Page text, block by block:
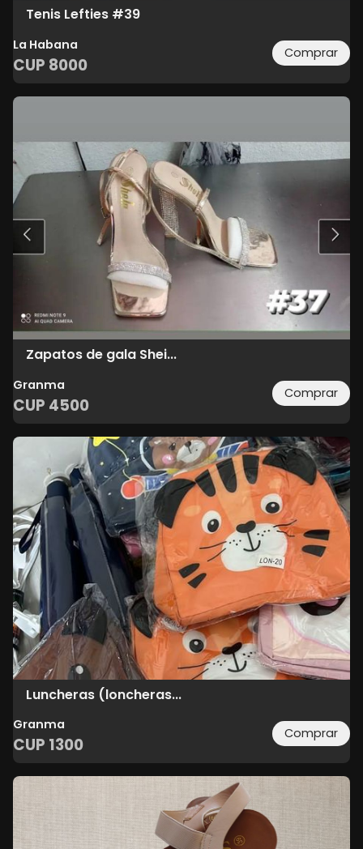
Tenis Lefties #39
La Habana
CUP 8000
Comprar
Zapatos de gala Shei...
Granma
CUP 4500
Comprar
Luncheras (loncheras...
Granma
CUP 1300
Comprar